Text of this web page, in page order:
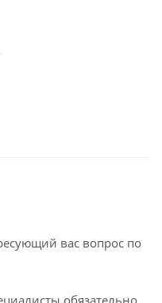
вас вопрос по
обязательно